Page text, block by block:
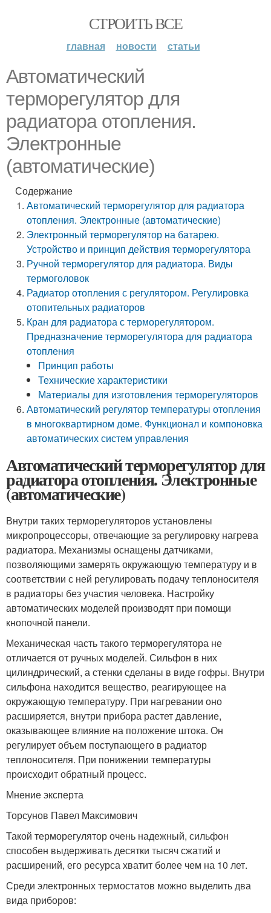
СТРОИТЬ ВСЕ
главная новости статьи
Автоматический
терморегулятор для
радиатора отопления.
Электронные
(автоматические)
Содержание
Автоматический терморегулятор для радиатора
отопления. Электронные (автоматические)
Электронный терморегулятор на батарею.
Устройство и принцип действия терморегулятора
Ручной терморегулятор для радиатора. Виды
термоголовок
Радиатор отопления с регулятором. Регулировка
отопительных радиаторов
Кран для радиатора с терморегулятором.
Предназначение терморегулятора для радиатора
отопления
Принцип работы
Технические характеристики
Материалы для изготовления терморегуляторов
Автоматический регулятор температуры отопления
в многоквартирном доме. Функционал и компоновка
автоматических систем управления
Автоматический терморегулятор для
радиатора отопления. Электронные
(автоматические)
Внутри таких терморегуляторов установлены
микропроцессоры, отвечающие за регулировку нагрева
радиатора. Механизмы оснащены датчиками,
позволяющими замерять окружающую температуру и в
соответствии с ней регулировать подачу теплоносителя
в радиаторы без участия человека. Настройку
автоматических моделей производят при помощи
кнопочной панели.
Механическая часть такого терморегулятора не
отличается от ручных моделей. Сильфон в них
цилиндрический, а стенки сделаны в виде гофры. Внутри
сильфона находится вещество, реагирующее на
окружающую температуру. При нагревании оно
расширяется, внутри прибора растет давление,
оказывающее влияние на положение штока. Он
регулирует объем поступающего в радиатор
теплоносителя. При понижении температуры
происходит обратный процесс.
Мнение эксперта
Торсунов Павел Максимович
Такой терморегулятор очень надежный, сильфон
способен выдерживать десятки тысяч сжатий и
расширений, его ресурса хватит более чем на 10 лет.
Среди электронных термостатов можно выделить два
вида приборов: